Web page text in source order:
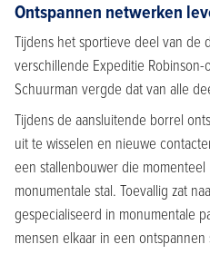
Ontspannen netwerken
Tijdens het sportieve deel van de
verschillende Expeditie Robinson-
Schuurman vergde dat van alle
Tijdens de aansluitende borrel
uit te wisselen en nieuwe
een stallenbouwer die
monumentale stal. Toevallig zat
gespecialiseerd in monumentale
mensen elkaar in een